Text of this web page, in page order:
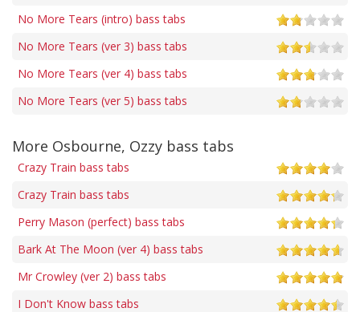
No More Tears (intro) bass tabs
No More Tears (ver 3) bass tabs
No More Tears (ver 4) bass tabs
No More Tears (ver 5) bass tabs
More Osbourne, Ozzy bass tabs
Crazy Train bass tabs
Crazy Train bass tabs
Perry Mason (perfect) bass tabs
Bark At The Moon (ver 4) bass tabs
Mr Crowley (ver 2) bass tabs
I Don't Know bass tabs